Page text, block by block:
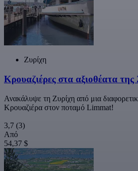
Ζυρίχη
Κρουαζιέρες στα αξιοθέατα της
Ανακάλυψε τη Ζυρίχη από μια
Κρουαζιέρα στον ποταμό Limmat!
3,7 (3)
Από
54,37 $